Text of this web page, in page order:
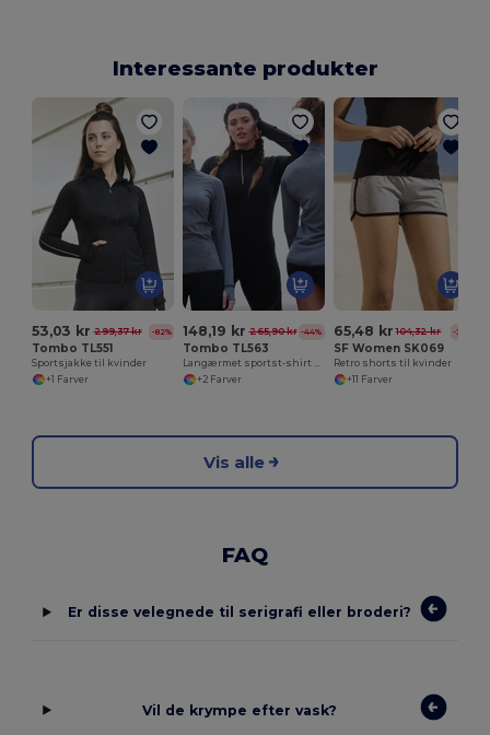
Interessante produkter
53,03 kr 299,37 kr -82%
Tombo TL551
Sportsjakke til kvinder
+1 Farver
148,19 kr 265,90 kr -44%
Tombo TL563
Langærmet sportst-shirt til kvinder med lynlås
+2 Farver
65,48 kr 104,32 kr -37%
SF Women SK069
Retro shorts til kvinder
+11 Farver
Vis alle
FAQ
Er disse velegnede til serigrafi eller broderi?
Vil de krympe efter vask?